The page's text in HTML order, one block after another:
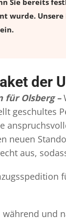
Sie bereits
wurde.
der
für Olsberg –
geschultes
neuen
aus,
während und